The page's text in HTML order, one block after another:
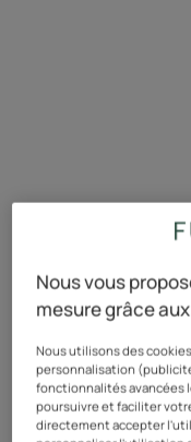
Le fluide cheveux à
grasse, protège et
soleil. Sans rinçage.
Très haute
Water resistant,
Nous vous
mesure grâce
Nous utilisons des
personnalisation
fonctionnalités avancées
poursuivre et faciliter
directement accepter